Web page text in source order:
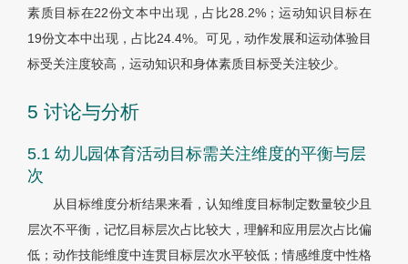
素质目标在22份文本中出现，占比28.2%；运动知识目标在
19份文本中出现，占比24.4%。可见，动作发展和运动体验目
标受关注度较高，运动知识和身体素质目标受关注较少。
5 讨论与分析
5.1 幼儿园体育活动目标需关注维度的平衡与层
次
从目标维度分析结果来看，认知维度目标制定数量较少且
层次不平衡，记忆目标层次占比较大，理解和应用层次占比偏
低；动作技能维度中连贯目标层次水平较低；情感维度中性格